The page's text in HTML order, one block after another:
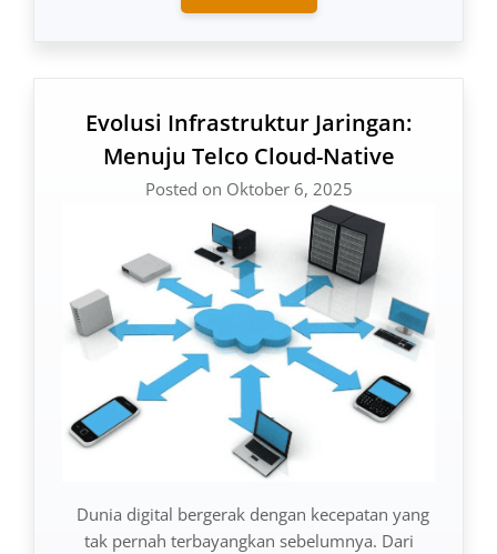
Evolusi Infrastruktur Jaringan:
Menuju Telco Cloud-Native
Posted on Oktober 6, 2025
Dunia digital bergerak dengan kecepatan yang
tak pernah terbayangkan sebelumnya. Dari